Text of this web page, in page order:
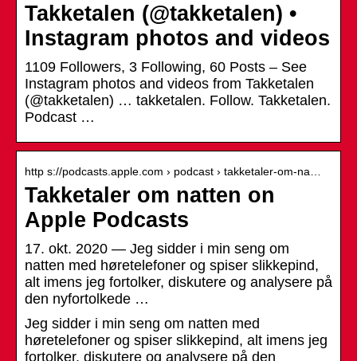
Takketalen (@takketalen) •
Instagram photos and videos
1109 Followers, 3 Following, 60 Posts – See
Instagram photos and videos from Takketalen
(@takketalen) … takketalen. Follow. Takketalen.
Podcast …
http s://podcasts.apple.com › podcast › takketaler-om-na…
Takketaler om natten on
Apple Podcasts
17. okt. 2020 — Jeg sidder i min seng om
natten med høretelefoner og spiser slikkepind,
alt imens jeg fortolker, diskutere og analysere på
den nyfortolkede …
Jeg sidder i min seng om natten med
høretelefoner og spiser slikkepind, alt imens jeg
fortolker, diskutere og analysere på den